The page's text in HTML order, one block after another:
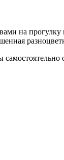
на